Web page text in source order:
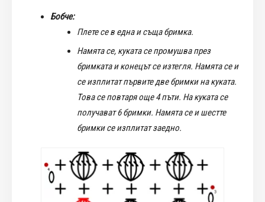
Бобче:
Плете се в една и съща бримка.
Намята се, куката се промушва през
бримката и конецът се изтегля. Намята се и
се изплитат първите две бримки на куката.
Това се повтаря още 4 пъти. На куката се
получават 6 бримки. Намята се и шестте
бримки се изплитат заедно.